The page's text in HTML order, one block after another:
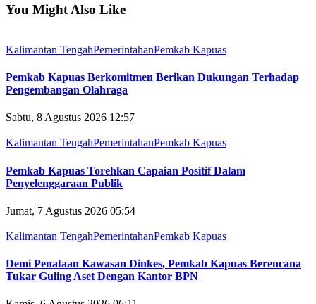
You Might Also Like
Kalimantan TengahPemerintahanPemkab Kapuas
Pemkab Kapuas Berkomitmen Berikan Dukungan Terhadap
Pengembangan Olahraga
Sabtu, 8 Agustus 2026 12:57
Kalimantan TengahPemerintahanPemkab Kapuas
Pemkab Kapuas Torehkan Capaian Positif Dalam
Penyelenggaraan Publik
Jumat, 7 Agustus 2026 05:54
Kalimantan TengahPemerintahanPemkab Kapuas
Demi Penataan Kawasan Dinkes, Pemkab Kapuas Berencana
Tukar Guling Aset Dengan Kantor BPN